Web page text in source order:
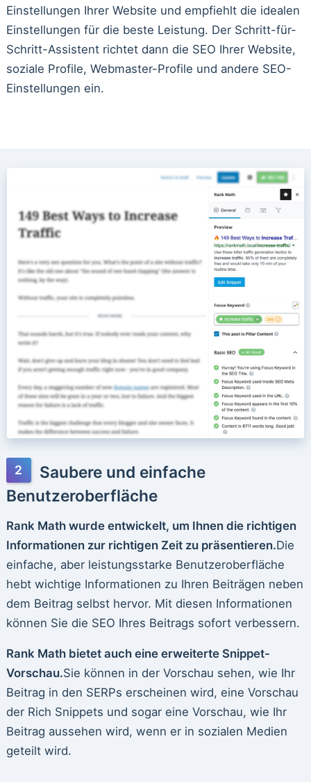
Einstellungen Ihrer Website und empfiehlt die idealen
Einstellungen für die beste Leistung. Der Schritt-für-
Schritt-Assistent richtet dann die SEO Ihrer Website,
soziale Profile, Webmaster-Profile und andere SEO-
Einstellungen ein.
Saubere und einfache
Benutzeroberfläche
Rank Math wurde entwickelt, um Ihnen die richtigen
Informationen zur richtigen Zeit zu präsentieren.Die
einfache, aber leistungsstarke Benutzeroberfläche
hebt wichtige Informationen zu Ihren Beiträgen neben
dem Beitrag selbst hervor. Mit diesen Informationen
können Sie die SEO Ihres Beitrags sofort verbessern.
Rank Math bietet auch eine erweiterte Snippet-
Vorschau.Sie können in der Vorschau sehen, wie Ihr
Beitrag in den SERPs erscheinen wird, eine Vorschau
der Rich Snippets und sogar eine Vorschau, wie Ihr
Beitrag aussehen wird, wenn er in sozialen Medien
geteilt wird.